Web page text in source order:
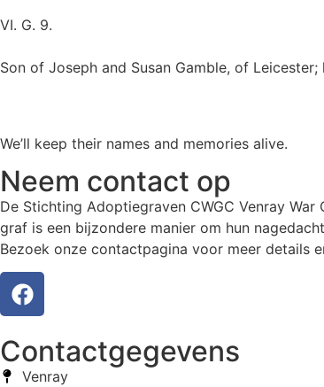
VI. G. 9.
Son of Joseph and Susan Gamble, of
We’ll keep their names and memories alive.
Neem contact op
De Stichting Adoptiegraven CWGC Venray
graf is een bijzondere manier om hun
Bezoek onze contactpagina voor meer details
Contactgegevens
Venray